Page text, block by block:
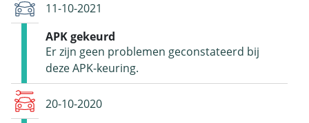
11-10-2021
APK gekeurd
Er zijn geen problemen geconstateerd bij
deze APK-keuring.
20-10-2020